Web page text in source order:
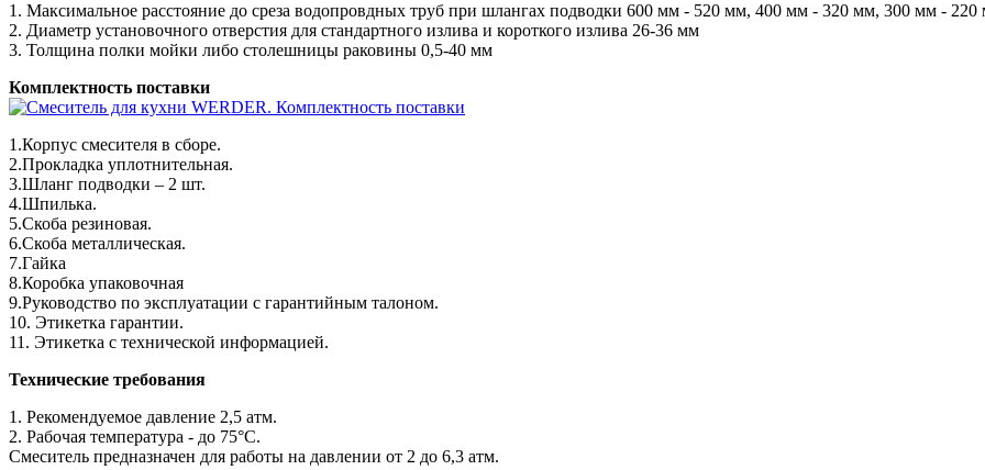
1. Максимальное расстояние до среза водопровдных труб при шлангах подводки 600 мм - 520 мм, 400 мм - 320 мм, 300 мм - 220
2. Диаметр установочного отверстия для стандартного излива и короткого излива 26-36 мм
3. Толщина полки мойки либо столешницы раковины 0,5-40 мм
Комплектность поставки
1.Корпус смесителя в сборе.
2.Прокладка уплотнительная.
3.Шланг подводки – 2 шт.
4.Шпилька.
5.Скоба резиновая.
6.Скоба металлическая.
7.Гайка
8.Коробка упаковочная
9.Руководство по эксплуатации с гарантийным талоном.
10. Этикетка гарантии.
11. Этикетка с технической информацией.
Технические требования
1. Рекомендуемое давление 2,5 атм.
2. Рабочая температура - до 75°С.
Смеситель предназначен для работы на давлении от 2 до 6,3 атм.